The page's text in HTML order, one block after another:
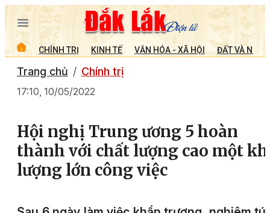
CHÍNH TRỊ KINH TẾ VĂN HÓA - XÃ HỘI ĐẤT VÀ
Trang chủ Chính trị
17:10, 10/05/2022
Hội nghị Trung ương 5 hoàn
thành với chất lượng cao một
lượng lớn công việc